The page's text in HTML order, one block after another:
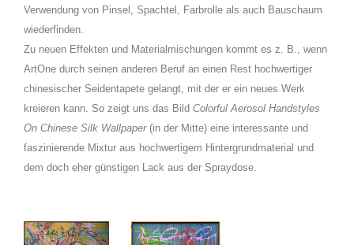
Verwendung von Pinsel, Spachtel, Farbrolle als auch Bauschaum
wiederfinden.
Zu neuen Effekten und Materialmischungen kommt es z. B., wenn
ArtOne durch seinen anderen Beruf an einen Rest hochwertiger
chinesischer Seidentapete gelangt, mit der er ein neues Werk
kreieren kann. So zeigt uns das Bild Colorful Aerosol Handstyles
On Chinese Silk Wallpaper(in der Mitte) eine interessante und
faszinierende Mixtur aus hochwertigem Hintergrundmaterial und
dem doch eher günstigen Lack aus der Spraydose.